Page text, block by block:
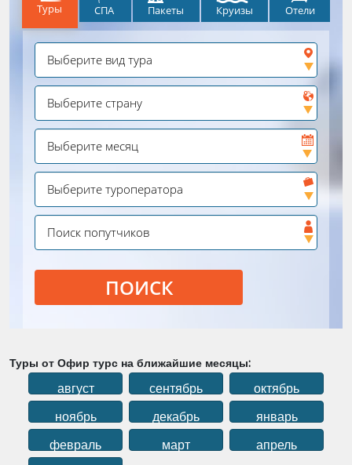
Туры СПА Пакеты Круизы Отели
ПОИСК
Туры от Офир турс на ближайшие месяцы:
август сентябрь
октябрь
ноябрь
декабрь
январь
февраль
март
апрель